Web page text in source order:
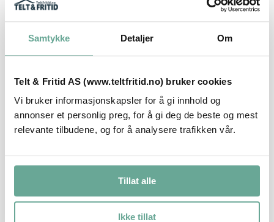
Samtykke Detaljer Om
Telt & Fritid AS (www.teltfritid.no) bruker cookies
Vi bruker informasjonskapsler for å gi innhold og
annonser et personlig preg, for å gi deg de beste og mest
relevante tilbudene, og for å analysere trafikken vår.
Tillat alle
Ikke tillat
Sidehøyde:
Vekt:400kg
4 x (3m vegg) i 5mm herdet glass med
ramme rundt i hvit pulverlakkert aluminium.
Spesifikasjon